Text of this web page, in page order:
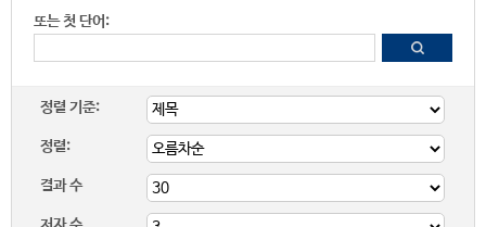
또는 첫 단어:
정렬 기준:
정렬:
결과 수